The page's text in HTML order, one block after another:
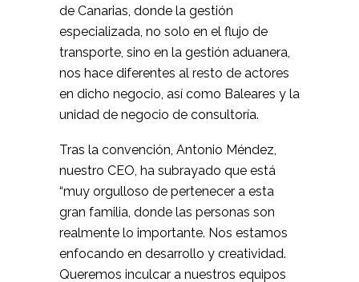
de Canarias, donde la gestión
especializada, no solo en el flujo de
transporte, sino en la gestión aduanera,
nos hace diferentes al resto de actores
en dicho negocio, así como Baleares y la
unidad de negocio de consultoría.
Tras la convención, Antonio Méndez,
nuestro CEO, ha subrayado que está
“muy orgulloso de pertenecer a esta
gran familia, donde las personas son
realmente lo importante. Nos estamos
enfocando en desarrollo y creatividad.
Queremos inculcar a nuestros equipos